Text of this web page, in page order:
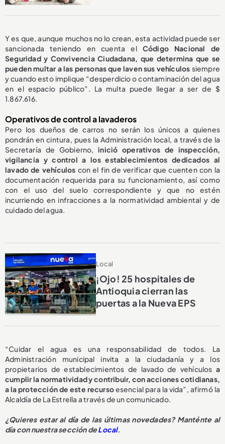
Y es que, aunque muchos no lo crean, esta actividad puede ser
sancionada teniendo en cuenta el Código Nacional de
Seguridad y Convivencia Ciudadana, que determina que se
pueden multar a las personas que laven sus vehículos siempre
y cuando esto implique “desperdicio o contaminación del agua
en el espacio público”. La multa puede llegar a ser de $
1.867.616.
Operativos de control a lavaderos
Pero los dueños de carros no serán los únicos a quienes
pondrán en cintura, pues la Administración local, a través de la
Secretaría de Gobierno,inició operativos de inspección,
vigilancia y control a los establecimientos dedicados al
lavado de vehículos con el fin de verificar que cuenten con la
documentación requerida para su funcionamiento, así como
con el uso del suelo correspondiente y que no estén
incurriendo en infracciones a la normatividad ambiental y de
cuidado del agua.
Local
¡Ojo! 25 hospitales de
Antioquia cierran las
puertas a la Nueva EPS
“Cuidar el agua es una responsabilidad de todos. La
Administración municipal invita a la ciudadanía y a los
propietarios de establecimientos de lavado de vehículos a
cumplir la normatividad y contribuir, con acciones cotidianas,
a la protección de este recursoesencial para la vida”, afirmó la
Alcaldía de La Estrella a través de un comunicado.
¿Quieres estar al día de las últimas novedades? Manténte al
día con nuestra sección deLocal.